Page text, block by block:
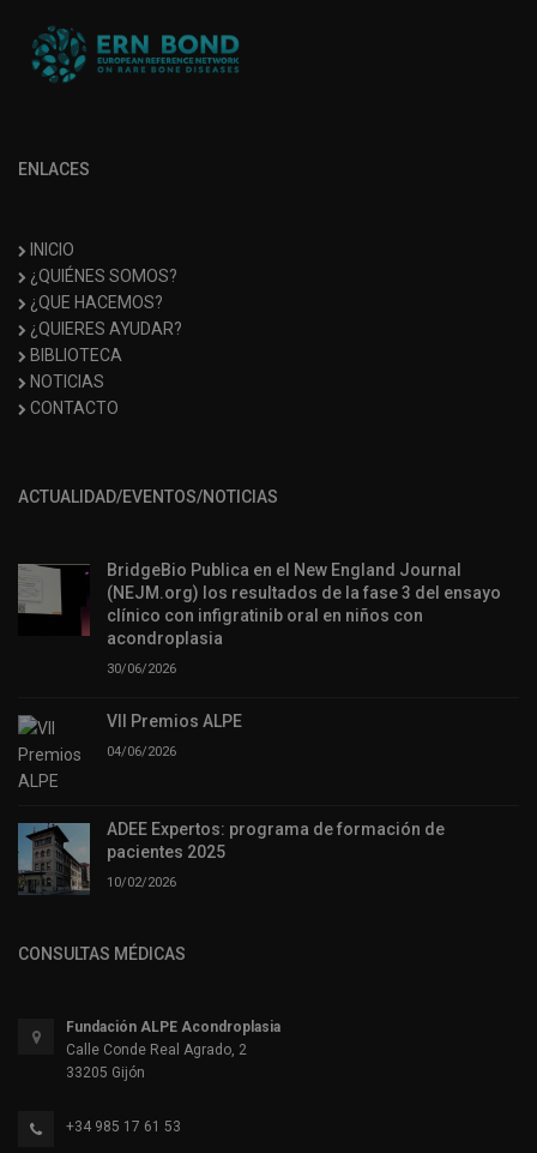
ENLACES
INICIO
¿QUIÉNES SOMOS?
¿QUE HACEMOS?
¿QUIERES AYUDAR?
BIBLIOTECA
NOTICIAS
CONTACTO
ACTUALIDAD/EVENTOS/NOTICIAS
BridgeBio Publica en el New England Journal
(NEJM.org) los resultados de la fase 3 del ensayo
clínico con infigratinib oral en niños con
acondroplasia
30/06/2026
VII Premios ALPE
04/06/2026
ADEE Expertos: programa de formación de
pacientes 2025
10/02/2026
CONSULTAS MÉDICAS
Fundación ALPE Acondroplasia
Calle Conde Real Agrado, 2
33205 Gijón
+34 985 17 61 53